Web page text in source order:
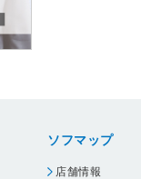
ソフマップ
店舗情報